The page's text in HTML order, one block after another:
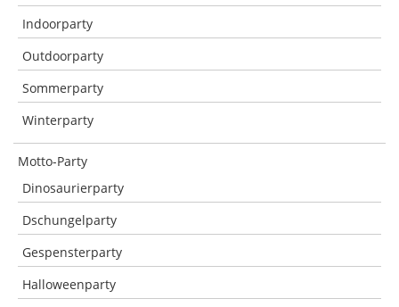
Indoorparty
Outdoorparty
Sommerparty
Winterparty
Motto-Party
Dinosaurierparty
Dschungelparty
Gespensterparty
Halloweenparty